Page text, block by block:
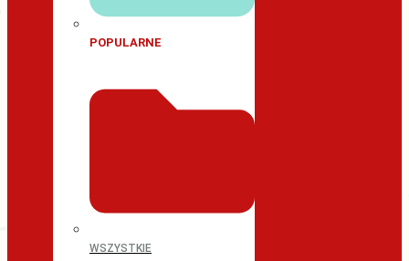
POPULARNE
WSZYSTKIE